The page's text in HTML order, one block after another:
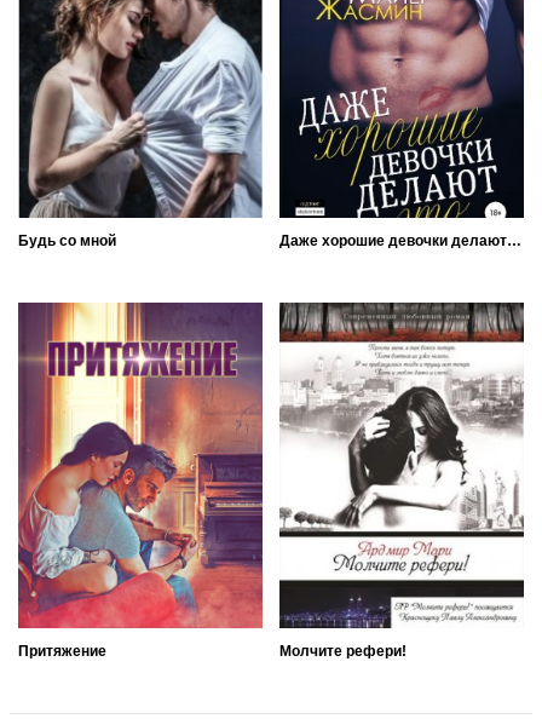
Будь со мной Даже хорошие девочки делают это
Притяжение Молчите рефери!